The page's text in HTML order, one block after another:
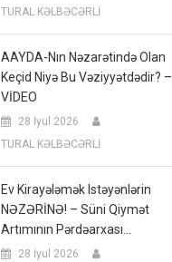
TURAL KƏLBƏCƏRLİ
AAYDA-Nın Nəzarətində Olan
Keçid Niyə Bu Vəziyyətdədir? –
VİDEO
28 İyul 2026
TURAL KƏLBƏCƏRLİ
Ev Kirayələmək Istəyənlərin
NƏZƏRİNƏ! – Süni Qiymət
Artımının Pərdəarxası…
28 İyul 2026